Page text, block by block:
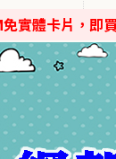
實體卡片，即